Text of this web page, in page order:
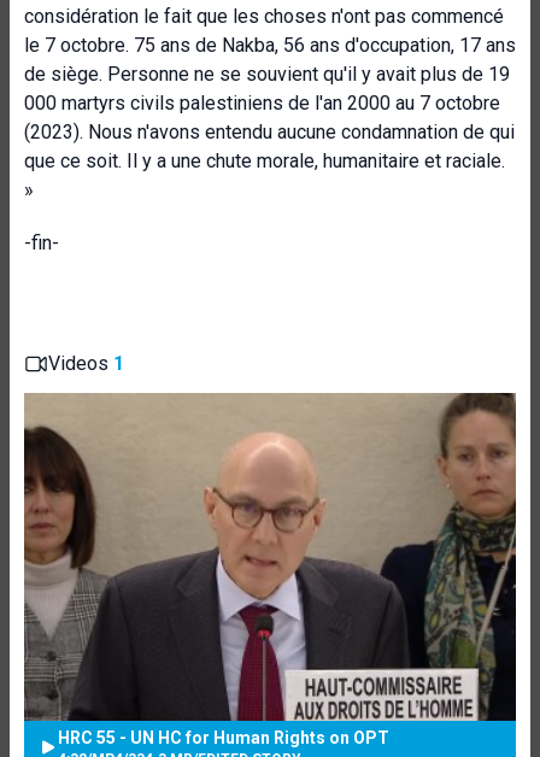
considération le fait que les choses n'ont pas commencé
le 7 octobre. 75 ans de Nakba, 56 ans d'occupation, 17 ans
de siège. Personne ne se souvient qu'il y avait plus de 19
000 martyrs civils palestiniens de l'an 2000 au 7 octobre
(2023). Nous n'avons entendu aucune condamnation de qui
que ce soit. Il y a une chute morale, humanitaire et raciale.
»
-fin-
Videos 1
HRC 55 - UN HC for Human Rights on OPT